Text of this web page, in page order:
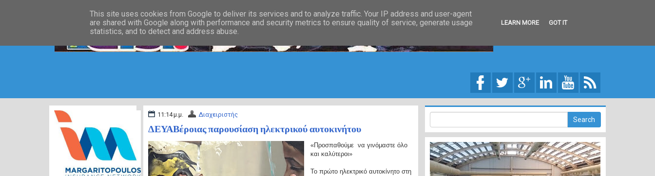
11:14 μ.μ. Διαχειριστής
ΔΕΥΑΒέροιας παρουσίαση ηλεκτρικού αυτοκινήτου
«Προσπαθούμε να γινόμαστε όλο
και καλύτεροι»
Το πρώτο ηλεκτρικό αυτοκίνητο στη
This site uses cookies from Google to deliver its services and to analyze traffic. Your IP address and user-agent
are shared with Google along with performance and security metrics to ensure quality of service, generate usage
statistics, and to detect and address abuse.
LEARN MORE GOT IT